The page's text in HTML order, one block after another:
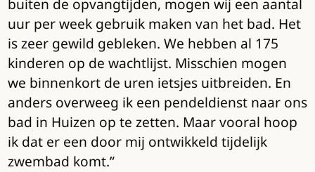
buiten de opvangtijden, mogen wij een aantal
uur per week gebruik maken van het bad. Het
is zeer gewild gebleken. We hebben al 175
kinderen op de wachtlijst. Misschien mogen
we binnenkort de uren ietsjes uitbreiden. En
anders overweeg ik een pendeldienst naar ons
bad in Huizen op te zetten. Maar vooral hoop
ik dat er een door mij ontwikkeld tijdelijk
zwembad komt.”